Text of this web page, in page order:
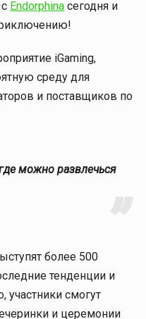
Endorphina сегодня и
iGaming,
среду для
и поставщиков по
можно развлечься
более 500
тенденции и
участники смогут
и церемонии